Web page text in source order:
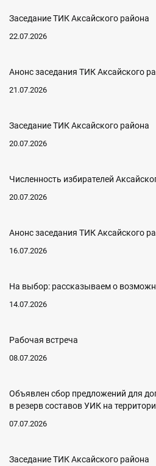
Заседание ТИК Аксайского района
22.07.2026
Анонс заседания ТИК Аксайского
21.07.2026
Заседание ТИК Аксайского района
20.07.2026
Численность избирателей
20.07.2026
Анонс заседания ТИК Аксайского
16.07.2026
На выбор: рассказываем о
14.07.2026
Рабочая встреча
08.07.2026
Объявлен сбор предложений для
в резерв составов УИК на
07.07.2026
Заседание ТИК Аксайского района